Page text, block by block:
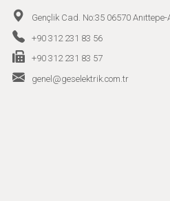
Gençlik Cad. No:35 06570 Anıttepe-
+90 312 231 83 56
+90 312 231 83 57
genel@geselektrik.com.tr